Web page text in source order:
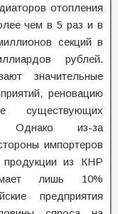
отопления
чем в 5 раз и в
секций в
рублей.
значительные
реновацию
существующих
Однако из-за
импортеров
продукции из КНР
лишь 10%
предприятия